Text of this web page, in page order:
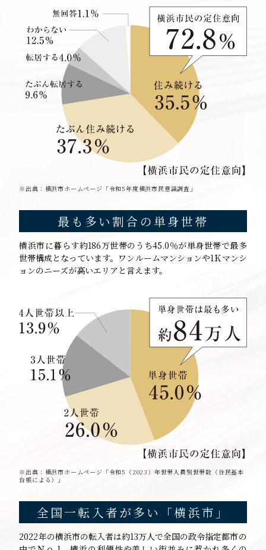
※出典：横浜市ホームページ「令和5年度横浜市民意識調査」
最も多い割合の単身世帯
横浜市に暮らす約186万世帯のうち45.0％が単身世帯で最多
世帯構成となっています。ワンルームマンションや1Ｋマンシ
ョンのニーズが高いエリアと言えます。
※出典：横浜市ホームページ「令和5（2023）年世帯人員別世帯数（住民基本
台帳による）」
全国一転入者が多い「横浜市」
2022年の横浜市の転入者は約13万人で全国の政令指定都市の